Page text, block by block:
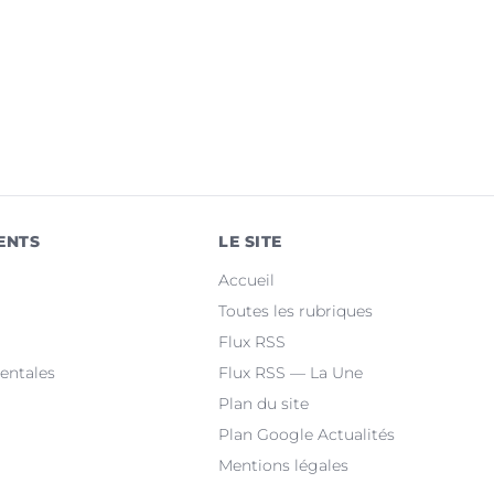
LE SITE
Accueil
Toutes les rubriques
Flux RSS
Flux RSS — La Une
Plan du site
Plan Google Actualités
Mentions légales